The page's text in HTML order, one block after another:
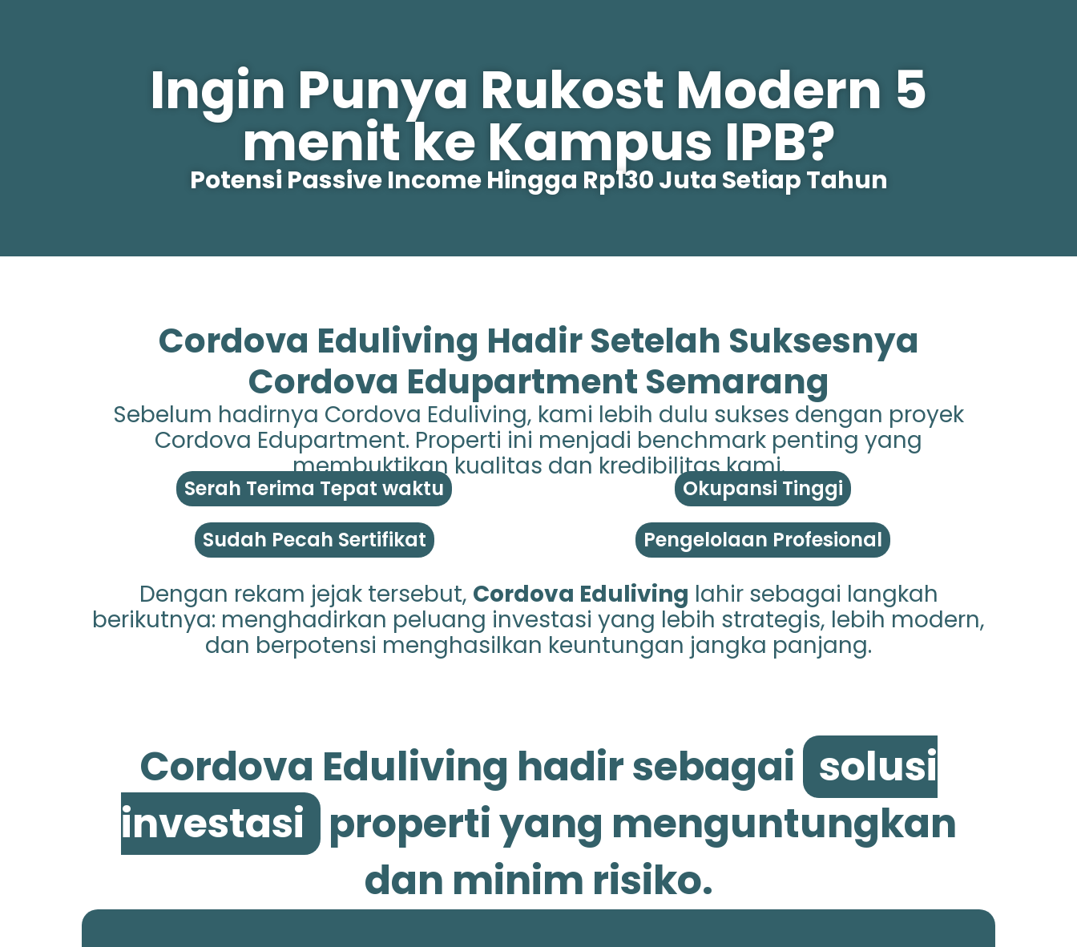
Ingin Punya Rukost Modern 5
menit ke Kampus IPB?
Potensi Passive Income Hingga Rp130 Juta Setiap Tahun
Cordova Eduliving Hadir Setelah Suksesnya
Cordova Edupartment Semarang
Sebelum hadirnya Cordova Eduliving, kami lebih dulu sukses dengan proyek
Cordova Edupartment. Properti ini menjadi benchmark penting yang
membuktikan kualitas dan kredibilitas kami.
Serah Terima Tepat waktu
Okupansi Tinggi
Sudah Pecah Sertifikat
Pengelolaan Profesional
Dengan rekam jejak tersebut, Cordova Eduliving lahir sebagai langkah
berikutnya: menghadirkan peluang investasi yang lebih strategis, lebih modern,
dan berpotensi menghasilkan keuntungan jangka panjang.
Cordova Eduliving hadir sebagai solusi
investasi properti yang menguntungkan
dan minim risiko.